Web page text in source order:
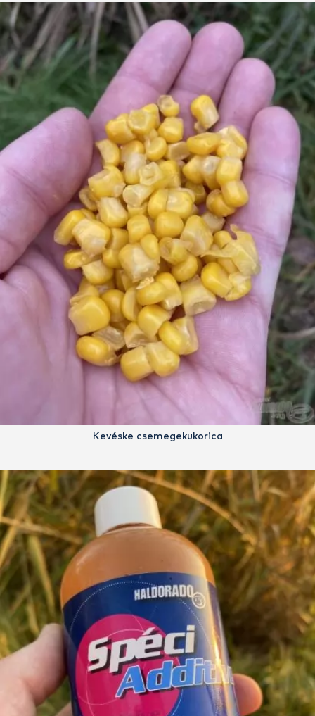
Kevéske csemegekukorica